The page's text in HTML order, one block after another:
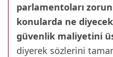
parlamentoları
konularda ne
güvenlik maliyetini
diyerek sözlerini